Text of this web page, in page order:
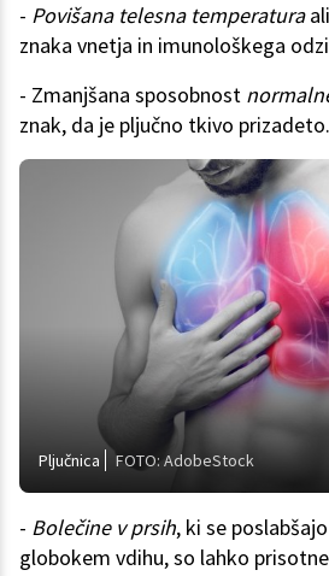
- Povišana telesna temperatura
znaka vnetja in imunološkega
- Zmanjšana sposobnost
znak, da je pljučno tkivo prizadeto.
Pljučnica FOTO: AdobeStock
- Bolečine v prsih, ki se
globokem vdihu, so lahko